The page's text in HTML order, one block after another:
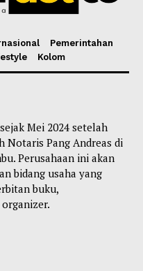
Pemerintahan
Kolom
Mei 2024 setelah
Notaris Pang Andreas di
Perusahaan ini akan
bidang usaha yang
buku,